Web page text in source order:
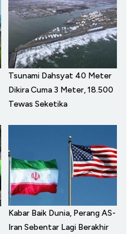
Tsunami Dahsyat 40 Meter
Dikira Cuma 3 Meter, 18.500
Tewas Seketika
Kabar Baik Dunia, Perang AS-
Iran Sebentar Lagi Berakhir